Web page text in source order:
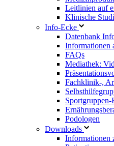
Leitlinien auf
Klinische
Info-Ecke
Datenbank
Informationen
FAQs
Mediathek:
Fachklinik-,
Sportgruppen-
Podologen
Downloads
Informationen